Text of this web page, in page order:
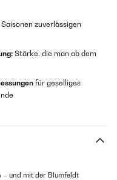
zuverlässigen
Stärke, die man ab dem
für geselliges
– und mit der Blumfeldt